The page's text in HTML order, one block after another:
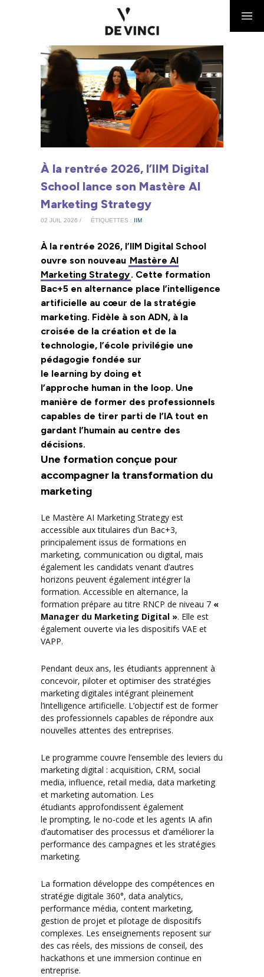
À la rentrée 2026, l’IIM Digital
School lance son Mastère AI
Marketing Strategy
02 JUIL 2026 / ÉTIQUETTES : IIM
À la rentrée 2026, l’IIM Digital School
ouvre son nouveau Mastère AI
Marketing Strategy. Cette formation
Bac+5 en alternance place l’intelligence
artificielle au cœur de la stratégie
marketing. Fidèle à son ADN, à la
croisée de la création et de la
technologie, l’école privilégie une
pédagogie fondée sur
le learning by doing et
l’approche human in the loop. Une
manière de former des professionnels
capables de tirer parti de l’IA tout en
gardant l’humain au centre des
décisions.
Une formation conçue pour
accompagner la transformation du
marketing
Le Mastère AI Marketing Strategy est
accessible aux titulaires d’un Bac+3,
principalement issus de formations en
marketing, communication ou digital, mais
également les candidats venant d’autres
horizons peuvent également intégrer la
formation. Accessible en alternance, la
formation prépare au titre RNCP de niveau 7 «
Manager du Marketing Digital ». Elle est
également ouverte via les dispositifs VAE et
VAPP.
Pendant deux ans, les étudiants apprennent à
concevoir, piloter et optimiser des stratégies
marketing digitales intégrant pleinement
l’intelligence artificielle. L’objectif est de former
des professionnels capables de répondre aux
nouvelles attentes des entreprises.
Le programme couvre l’ensemble des leviers du
marketing digital : acquisition, CRM, social
media, influence, retail media, data marketing
et marketing automation. Les
étudiants approfondissent également
le prompting, le no-code et les agents IA afin
d’automatiser des processus et d’améliorer la
performance des campagnes et les stratégies
marketing.
La formation développe des compétences en
stratégie digitale 360°, data analytics,
performance média, content marketing,
gestion de projet et pilotage de dispositifs
complexes. Les enseignements reposent sur
des cas réels, des missions de conseil, des
hackathons et une immersion continue en
entreprise.